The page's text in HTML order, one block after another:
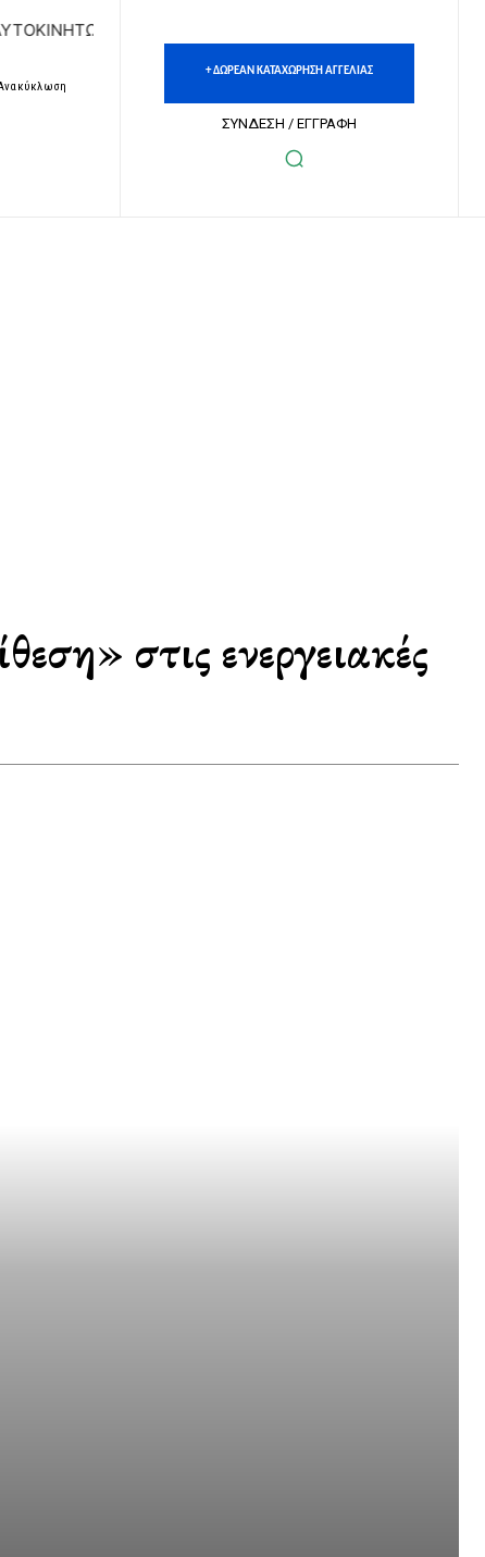
| ΔΩΡΕΑΝ ΚΑΤΑΧΩΡΗΣΗ ΑΓΓΕΛΙΩΝ ΑΚΙΝΗΤΩΝ &
+ ΔΩΡΕΑΝ ΚΑΤΑΧΩΡΗΣΗ ΑΓΓΕΛΙΑΣ
ΣΥΝΔΕΣΗ / ΕΓΓΡΑΦΗ
στις ενεργειακές